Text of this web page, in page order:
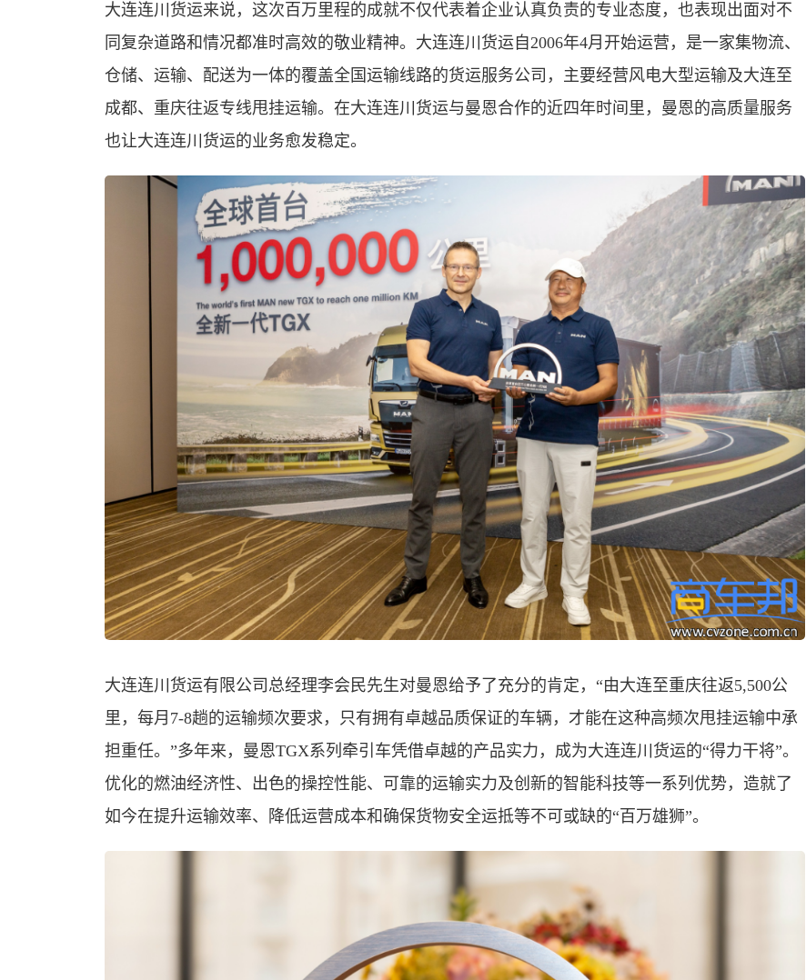
大连连川货运来说，这次百万里程的成就不仅代表着企业认真负责的专业态度，也表现出面对不
同复杂道路和情况都准时高效的敬业精神。大连连川货运自2006年4月开始运营，是一家集物流、
仓储、运输、配送为一体的覆盖全国运输线路的货运服务公司，主要经营风电大型运输及大连至
成都、重庆往返专线甩挂运输。在大连连川货运与曼恩合作的近四年时间里，曼恩的高质量服务
也让大连连川货运的业务愈发稳定。
大连连川货运有限公司总经理李会民先生对曼恩给予了充分的肯定，“由大连至重庆往返5,500公
里，每月7-8趟的运输频次要求，只有拥有卓越品质保证的车辆，才能在这种高频次甩挂运输中承
担重任。”多年来，曼恩TGX系列牵引车凭借卓越的产品实力，成为大连连川货运的“得力干将”。
优化的燃油经济性、出色的操控性能、可靠的运输实力及创新的智能科技等一系列优势，造就了
如今在提升运输效率、降低运营成本和确保货物安全运抵等不可或缺的“百万雄狮”。